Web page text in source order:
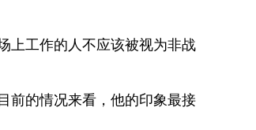
上工作的人不应该被视为非战
的情况来看，他的印象最接